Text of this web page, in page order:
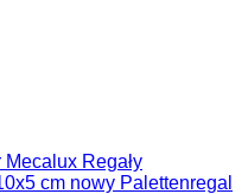
Mecalux Regały
cm nowy Palettenregal